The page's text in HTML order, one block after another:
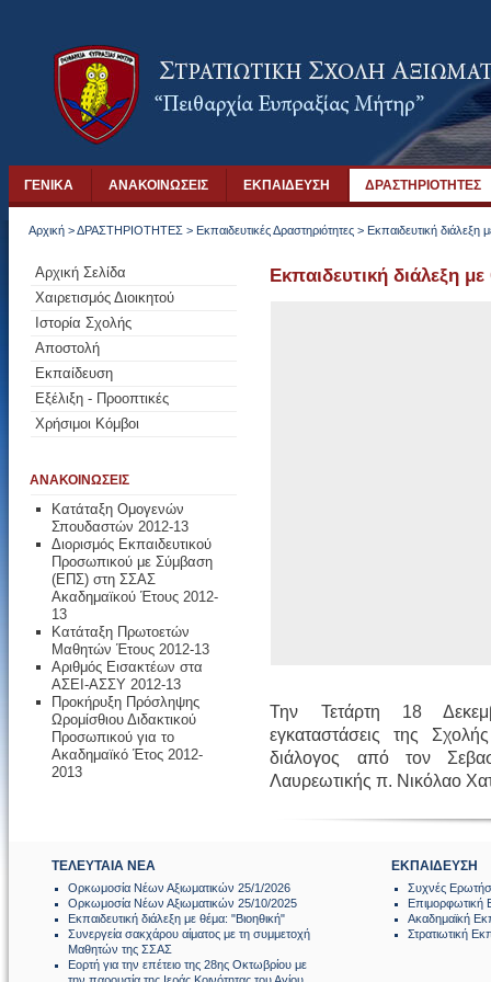
ΓΕΝΙΚΑ ΑΝΑΚΟΙΝΩΣΕΙΣ ΕΚΠΑΙΔΕΥΣΗ ΔΡΑΣΤΗΡΙΟΤΗΤΕΣ
Αρχική >ΔΡΑΣΤΗΡΙΟΤΗΤΕΣ > Εκπαιδευτικές Δραστηριότητες > Εκπαιδευτική διάλεξη
Αρχική Σελίδα
Χαιρετισμός Διοικητού
Ιστορία Σχολής
Αποστολή
Εκπαίδευση
Εξέλιξη - Προοπτικές
Χρήσιμοι Κόμβοι
ΑΝΑΚΟΙΝΩΣΕΙΣ
Κατάταξη Ομογενών
Σπουδαστών 2012-13
Διορισμός Εκπαιδευτικού
Προσωπικού με Σύμβαση
(ΕΠΣ) στη ΣΣΑΣ
Ακαδημαϊκού Έτους 2012-
13
Κατάταξη Πρωτοετών
Μαθητών Έτους 2012-13
Αριθμός Εισακτέων στα
ΑΣΕΙ-ΑΣΣΥ 2012-13
Προκήρυξη Πρόσληψης
Ωρομίσθιου Διδακτικού
Προσωπικού για το
Ακαδημαϊκό Έτος 2012-
2013
Εκπαιδευτική διάλεξη
Την Τετάρτη 18
εγκαταστάσεις της
διάλογος από τον
Λαυρεωτικής π. Νικόλαο
ΤΕΛΕΥΤΑΙΑ ΝΕΑ
Ορκωμοσία Νέων Αξιωματικών 25/1/2026
Ορκωμοσία Νέων Αξιωματικών 25/10/2025
Εκπαιδευτική διάλεξη με θέμα: "Βιοηθική"
Συνεργεία σακχάρου αίματος με τη συμμετοχή
Μαθητών της ΣΣΑΣ
Εορτή για την επέτειο της 28ης Οκτωβρίου με
ΕΚΠΑΙΔΕΥΣΗ
Συχνές
Επιμορφωτική
Ακαδημαϊκή
Στρατιωτική